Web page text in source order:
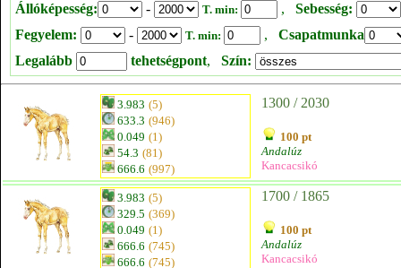
Állóképesség:
- T. min: , Sebesség:
Fegyelem:
- T. min: , Csapatmunka
Legalább
tehetségpont, Szín:
3.983 (5)
633.3 (946)
0.049 (1)
54.3 (81)
666.6 (997)
1300 / 2030
100 pt
Andalúz
Kancacsikó
3.983 (5)
329.5 (369)
0.049 (1)
666.6 (745)
666.6 (745)
1700 / 1865
100 pt
Andalúz
Kancacsikó